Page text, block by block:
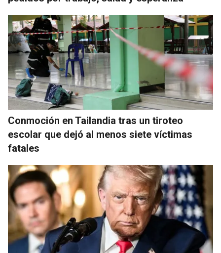
Conmoción en Tailandia tras un tiroteo
escolar que dejó al menos siete víctimas
fatales